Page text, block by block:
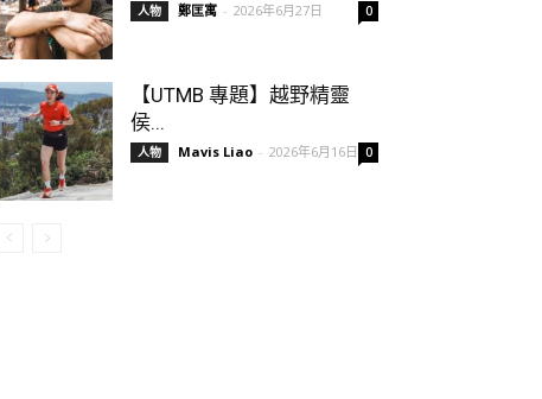
人物 鄭匡寓 - 2026年6月27日 0
【UTMB 專題】越野精靈
侯...
人物 Mavis Liao - 2026年6月16日 0